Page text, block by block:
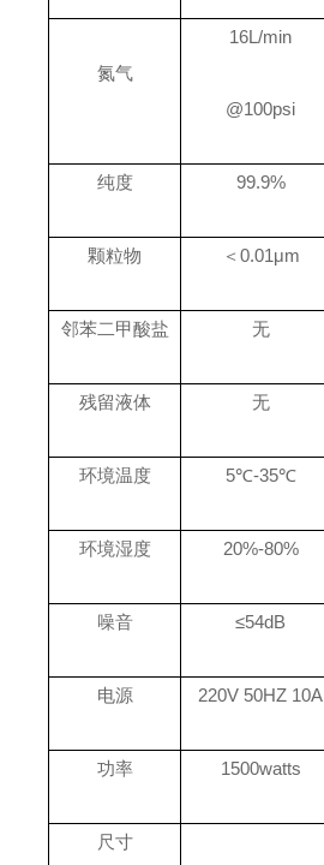
氮气
16L/min
@100psi
纯度 99.9%
颗粒物 ＜0.01μm
邻苯二甲酸盐 无
残留液体 无
环境温度 5℃-35℃
环境湿度 20%-80%
噪音 ≤54dB
电源 220V 50HZ 10A
功率 1500watts
尺寸